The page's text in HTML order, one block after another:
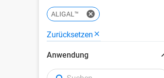
ALIGAL™
Zurücksetzen
Anwendung